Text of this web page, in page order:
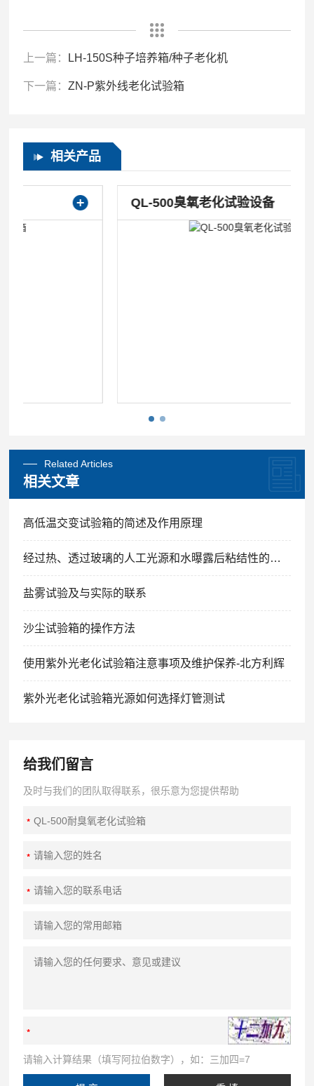
上一篇： LH-150S种子培养箱/种子老化机
下一篇：ZN-P紫外线老化试验箱
相关产品
500臭氧老化试验箱
Related Articles
相关文章
高低温交变试验箱的简述及作用原理
经过热、透过玻璃的人工光源和水曝露后粘结性的测定
盐雾试验及与实际的联系
沙尘试验箱的操作方法
使用紫外光老化试验箱注意事项及维护保养-北方利辉
紫外光老化试验箱光源如何选择灯管测试
给我们留言
及时与我们的团队取得联系，很乐意为您提供帮助
请输入计算结果（填写阿拉伯数字），如：三加四=7